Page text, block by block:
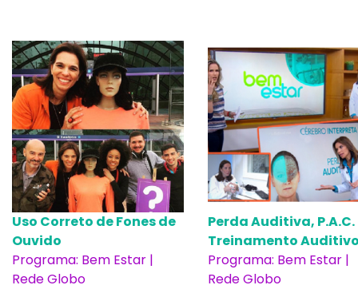
Uso Correto de Fones de
Ouvido
Programa: Bem Estar |
Rede Globo
Perda Auditiva, P.A.C.
Treinamento
Programa: Bem Estar |
Rede Globo